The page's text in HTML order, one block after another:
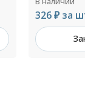
326 ₽ за